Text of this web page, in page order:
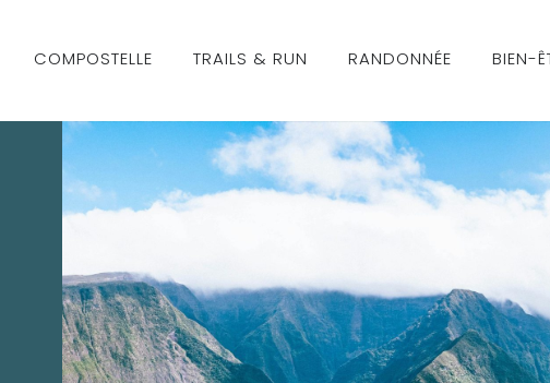
COMPOSTELLE TRAILS & RUN RANDONNÉE BIEN-